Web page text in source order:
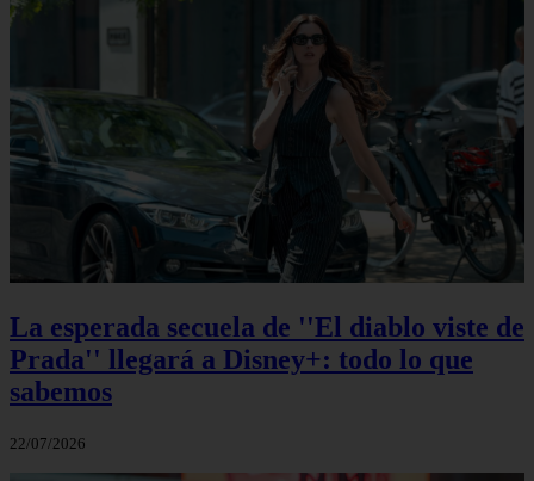
La esperada secuela de ''El diablo viste de
Prada'' llegará a Disney+: todo lo que
sabemos
22/07/2026